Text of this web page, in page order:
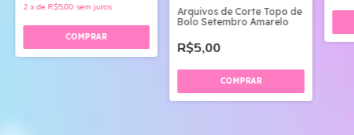
2 xde R$5,00 sem juros
Arquivos de Corte Topo de
Bolo Setembro Amarelo
R$5,00